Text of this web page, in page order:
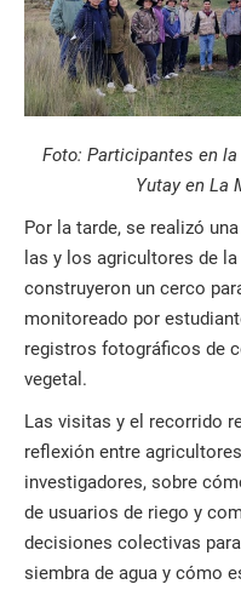
Foto: Participantes en
Yutay en La
Por la tarde, se realizó
las y los agricultores de
construyeron un cerco
monitoreado por
registros fotográficos de
vegetal.
Las visitas y el recorrido
reflexión entre
investigadores, sobre
de usuarios de riego y
decisiones colectivas
siembra de agua y cómo